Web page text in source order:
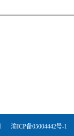
渝ICP备05004442号-1